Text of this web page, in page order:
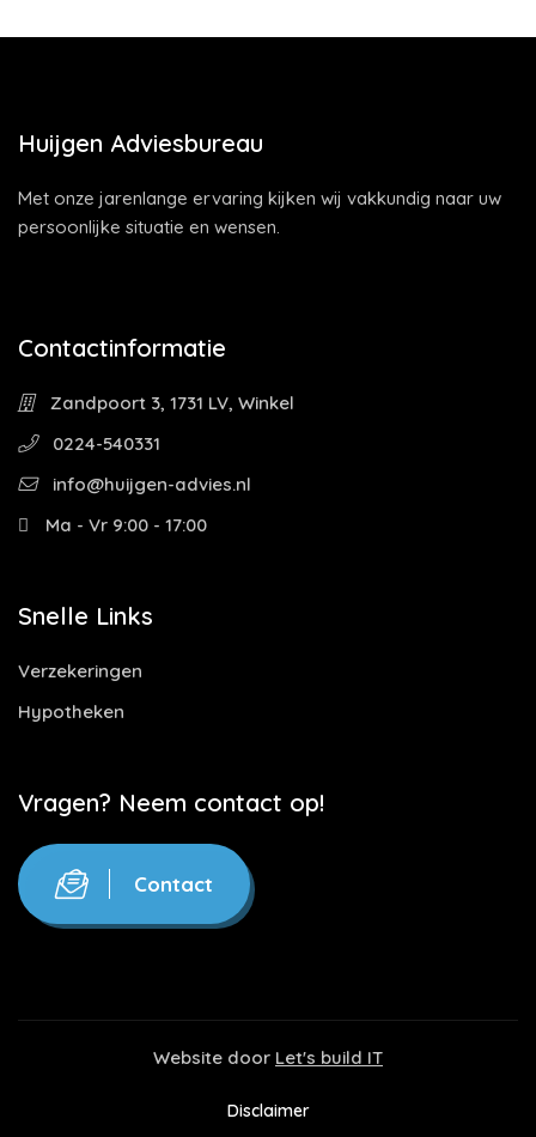
Huijgen Adviesbureau
Met onze jarenlange ervaring kijken wij vakkundig naar uw
persoonlijke situatie en wensen.
Contactinformatie
Zandpoort 3, 1731 LV, Winkel
0224-540331
info@huijgen-advies.nl
Ma - Vr 9:00 - 17:00
Snelle Links
Verzekeringen
Hypotheken
Vragen? Neem contact op!
Contact
Website door Let's build IT
Disclaimer